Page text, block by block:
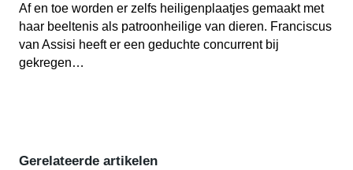
Af en toe worden er zelfs heiligenplaatjes gemaakt met
haar beeltenis als patroonheilige van dieren. Franciscus
van Assisi heeft er een geduchte concurrent bij
gekregen…
Gerelateerde artikelen